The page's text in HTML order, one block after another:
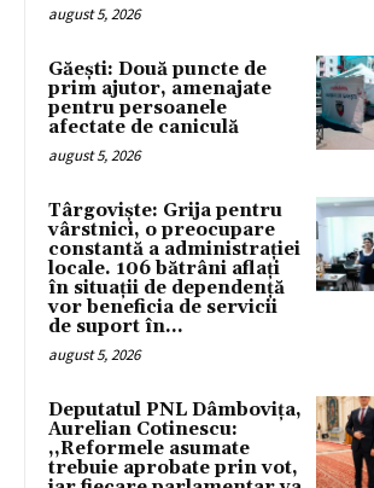
august 5, 2026
Găești: Două puncte de
prim ajutor, amenajate
pentru persoanele
afectate de caniculă
august 5, 2026
Târgoviște: Grija pentru
vârstnici, o preocupare
constantă a administrației
locale. 106 bătrâni aflați
în situații de dependență
vor beneficia de servicii
de suport în...
august 5, 2026
Deputatul PNL Dâmbovița,
Aurelian Cotinescu:
,,Reformele asumate
trebuie aprobate prin vot,